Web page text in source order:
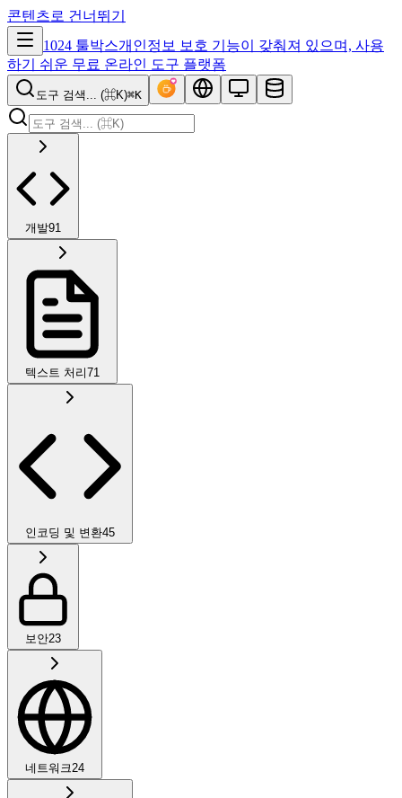
콘텐츠로 건너뛰기
1024 툴박스개인정보 보호 기능이 갖춰져 있으며, 사용
하기 쉬운 무료 온라인 도구 플랫폼
도구 검색... (⌘K)⌘K
개발91
텍스트 처리71
인코딩 및 변환45
보안23
네트워크24